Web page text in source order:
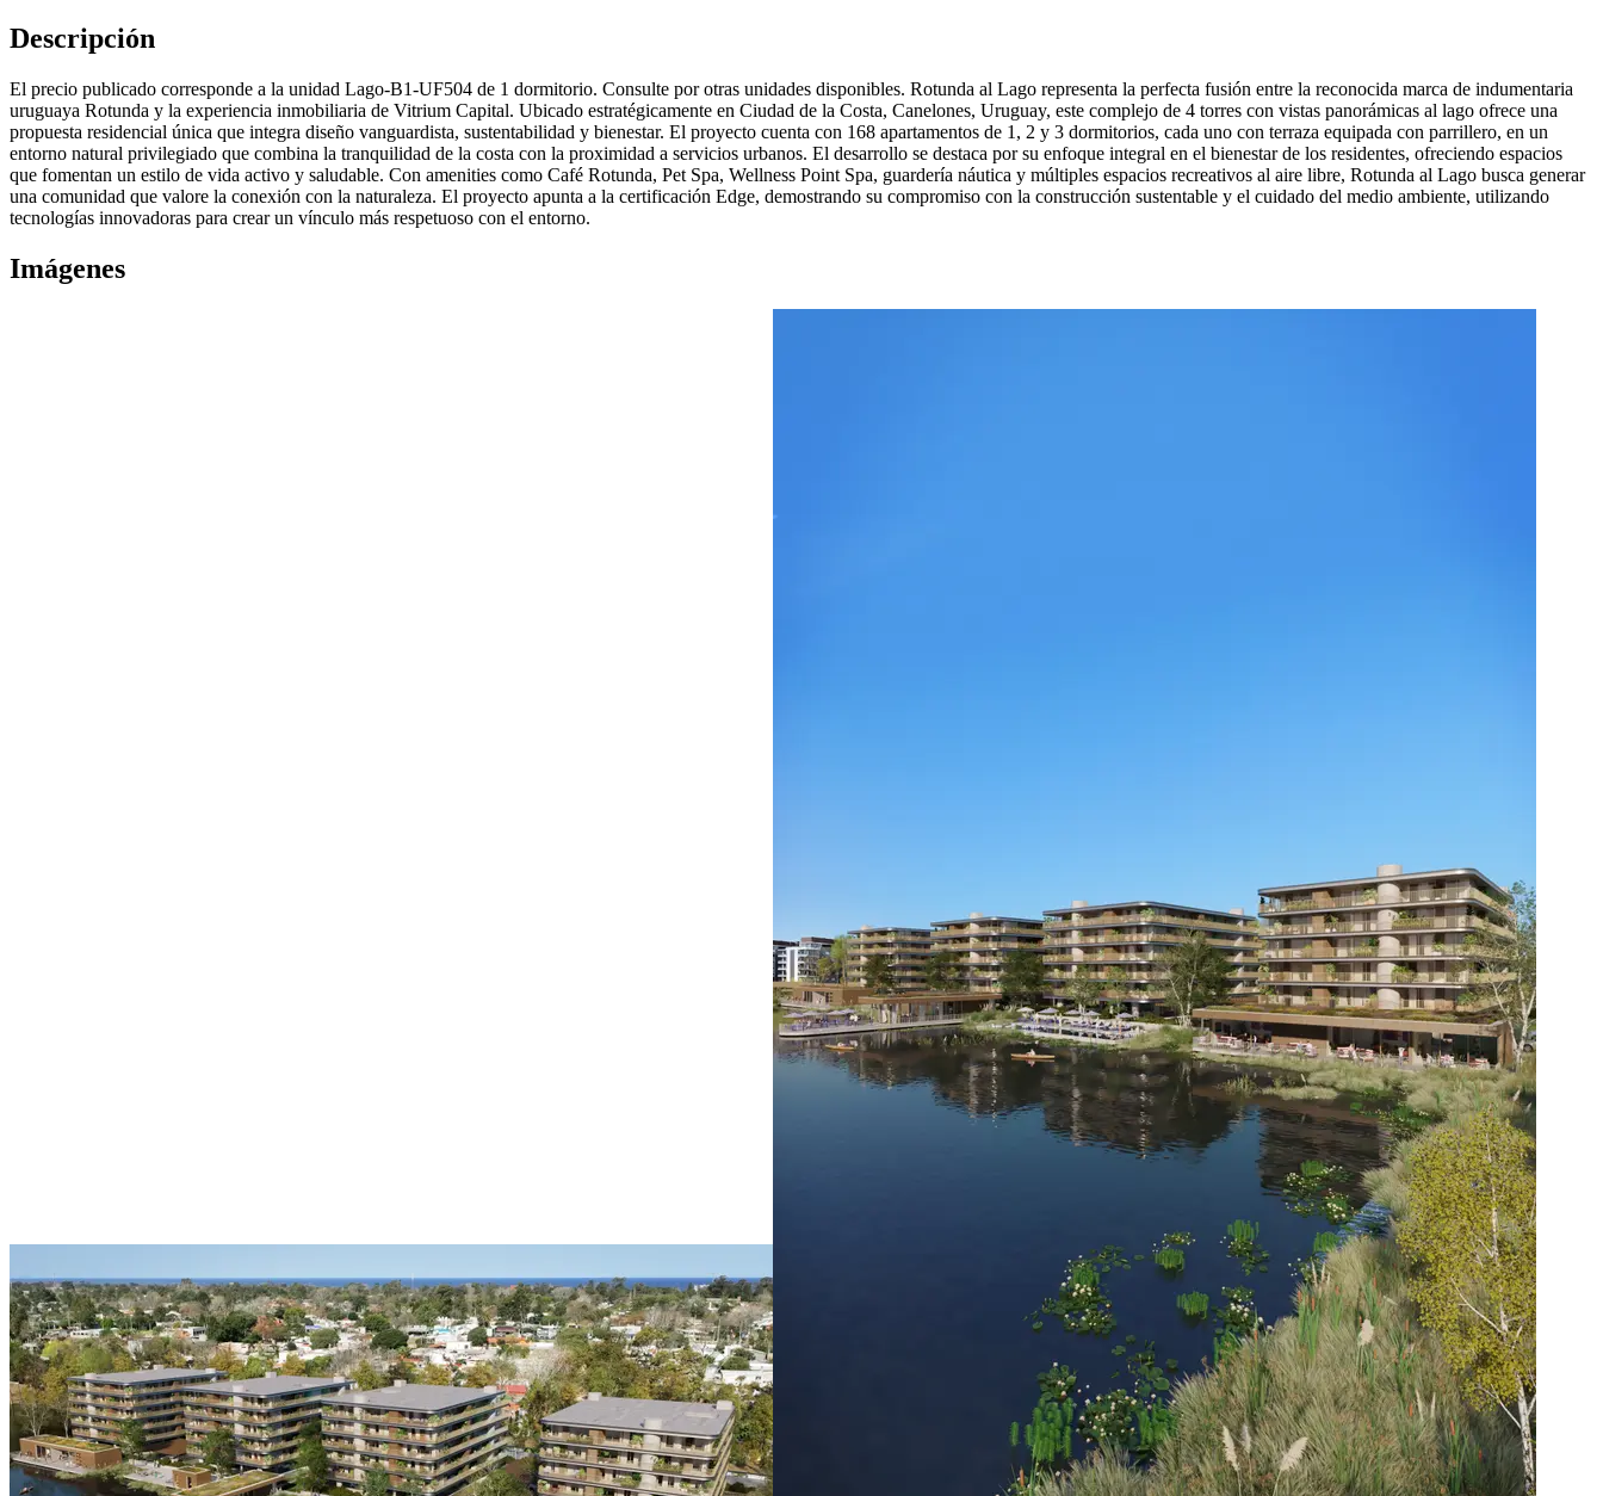
Descripción
El precio publicado corresponde a la unidad Lago-B1-UF504 de 1 dormitorio. Consulte por otras unidades disponibles. Rotunda al Lago representa la perfecta fusión entre la reconocida marca de indumentaria
uruguaya Rotunda y la experiencia inmobiliaria de Vitrium Capital. Ubicado estratégicamente en Ciudad de la Costa, Canelones, Uruguay, este complejo de 4 torres con vistas panorámicas al lago ofrece una
propuesta residencial única que integra diseño vanguardista, sustentabilidad y bienestar. El proyecto cuenta con 168 apartamentos de 1, 2 y 3 dormitorios, cada uno con terraza equipada con parrillero, en un
entorno natural privilegiado que combina la tranquilidad de la costa con la proximidad a servicios urbanos. El desarrollo se destaca por su enfoque integral en el bienestar de los residentes, ofreciendo espacios
que fomentan un estilo de vida activo y saludable. Con amenities como Café Rotunda, Pet Spa, Wellness Point Spa, guardería náutica y múltiples espacios recreativos al aire libre, Rotunda al Lago busca generar
una comunidad que valore la conexión con la naturaleza. El proyecto apunta a la certificación Edge, demostrando su compromiso con la construcción sustentable y el cuidado del medio ambiente, utilizando
tecnologías innovadoras para crear un vínculo más respetuoso con el entorno.
Imágenes